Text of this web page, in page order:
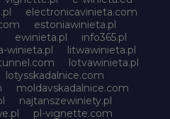
electronicavinieta.com
estoniawinieta.pl
ewinieta.pl
info365.pl
winieta.pl
litwawinieta.pl
lotvawinieta.pl
lotysskadalnice.com
moldavskadalnice.com
najtanszewiniety.pl
pl-vignette.com